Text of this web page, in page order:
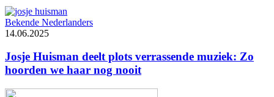
Bekende Nederlanders
14.06.2025
Josje Huisman deelt plots verrassende muziek: Zo
hoorden we haar nog nooit